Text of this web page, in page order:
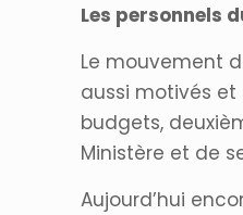
Les personnels
Le mouvement
aussi motivés et
budgets,
Ministère et de
Aujourd’hui